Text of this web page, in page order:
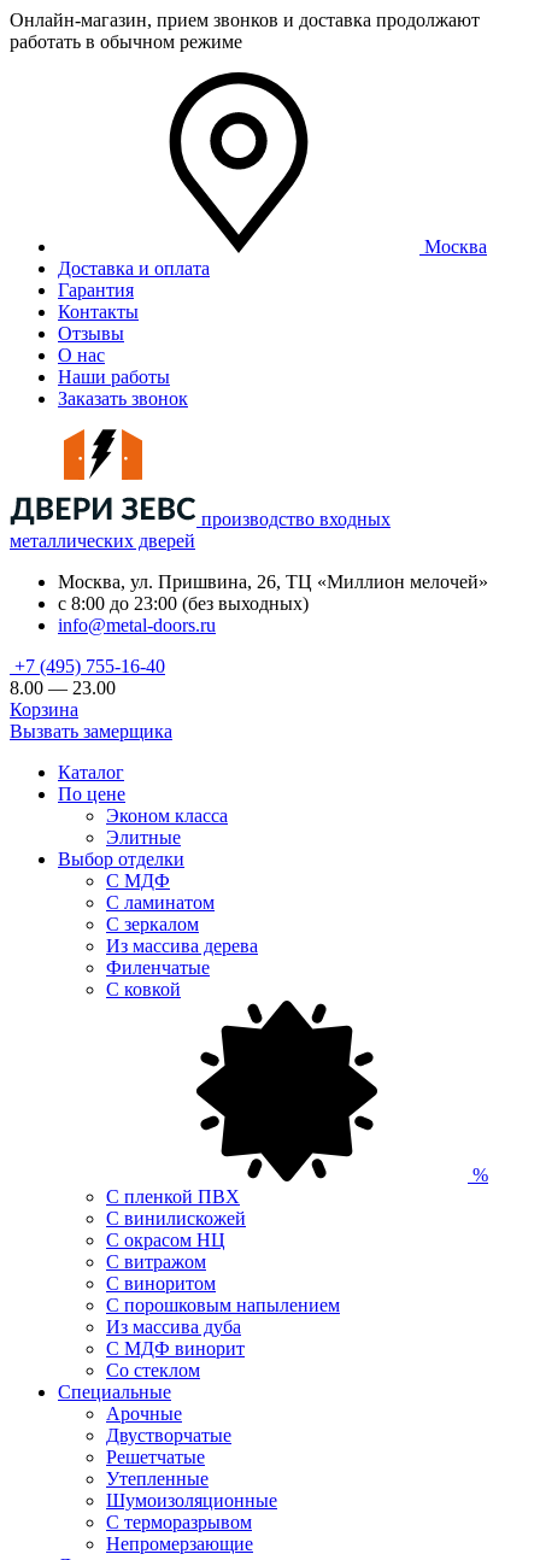
Онлайн-магазин, прием звонков и доставка продолжают
работать в обычном режиме
Москва
Доставка и оплата
Гарантия
Контакты
Отзывы
О нас
Наши работы
Заказать звонок
производство входных
металлических дверей
Москва, ул. Пришвина, 26, ТЦ «Миллион мелочей»
с 8:00 до 23:00 (без выходных)
info@metal-doors.ru
+7 (495) 755-16-40
8.00 — 23.00
Корзина
Вызвать замерщика
Каталог
По цене
Эконом класса
Элитные
Выбор отделки
С МДФ
С ламинатом
С зеркалом
Из массива дерева
Филенчатые
С ковкой
%
С пленкой ПВХ
С винилискожей
С окрасом НЦ
С витражом
С виноритом
С порошковым напылением
Из массива дуба
С МДФ винорит
Со стеклом
Специальные
Арочные
Двустворчатые
Решетчатые
Утепленные
Шумоизоляционные
С терморазрывом
Непромерзающие